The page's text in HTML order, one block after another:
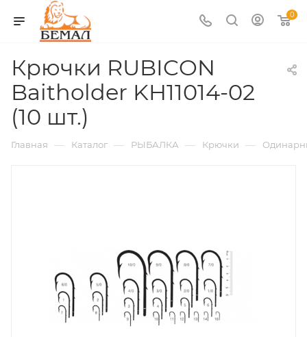
0
Крючки RUBICON
Baitholder KH11014-02
(10 шт.)
Главная — Каталог — РЫБАЛКА — Крючки —